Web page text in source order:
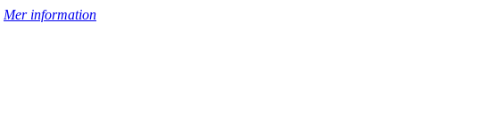
Mer information